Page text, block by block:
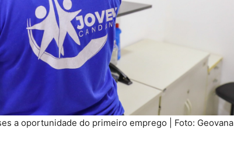
a oportunidade do primeiro emprego | Foto: Geovana